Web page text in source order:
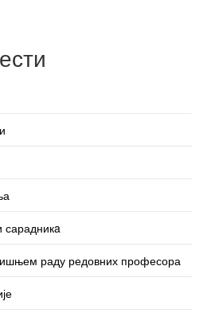
сарадникa
раду редовних професора